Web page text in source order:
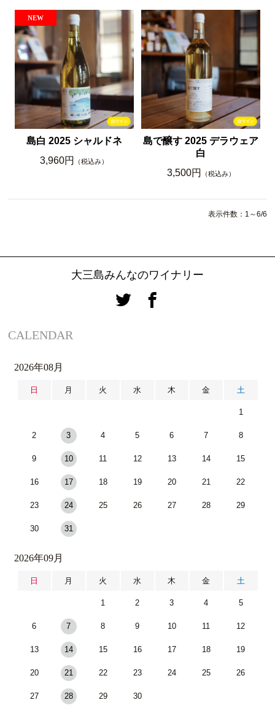
島白 2025 シャルドネ
3,960円
（税込み）
島で醸す 2025 デラウェア
白
3,500円
（税込み）
表示件数：1～6/6
大三島みんなのワイナリー
CALENDAR
2026年08月
日 月 火 水 木 金 土
1
2 3 4 5 6 7 8
9 10 11 12 13 14 15
16 17 18 19 20 21 22
23 24 25 26 27 28 29
30 31
2026年09月
日 月 火 水 木 金 土
1 2 3 4 5
6 7 8 9 10 11 12
13 14 15 16 17 18 19
20 21 22 23 24 25 26
27 28 29 30